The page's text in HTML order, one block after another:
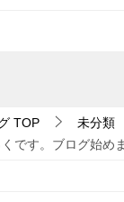
TOP
未分類
です。ブログ始め